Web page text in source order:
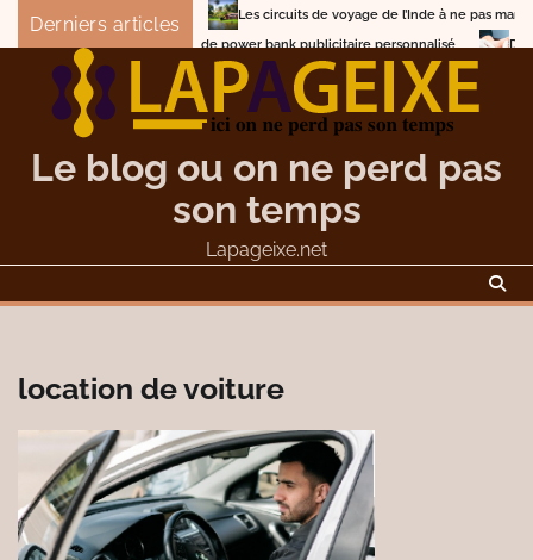
Skip
content
Derniers articles
Les circuits de voyage de l’Inde à ne pas manquer
Comment choisir un concepteur de power bank
Le blog ou on ne perd pas
son temps
Lapageixe.net
location de voiture